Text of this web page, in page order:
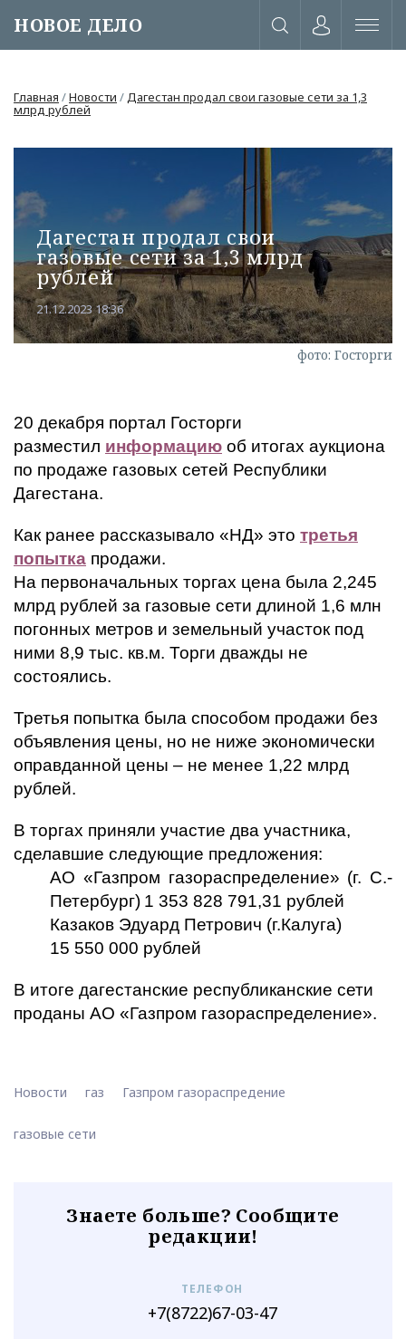
НОВОЕ ДЕЛО
Главная /Новости /Дагестан продал свои газовые сети за 1,3
млрд рублей
Дагестан продал свои
газовые сети за 1,3 млрд
рублей
21.12.2023 18:36
фото: Госторги
20 декабря портал Госторги
разместил информацию об итогах аукциона
по продаже газовых сетей Республики
Дагестана.
Как ранее рассказывало «НД» это третья
попытка продажи.
На первоначальных торгах цена была 2,245
млрд рублей за газовые сети длиной 1,6 млн
погонных метров и земельный участок под
ними 8,9 тыс. кв.м. Торги дважды не
состоялись.
Третья попытка была способом продажи без
объявления цены, но не ниже экономически
оправданной цены – не менее 1,22 млрд
рублей.
В торгах приняли участие два участника,
сделавшие следующие предложения:
АО «Газпром газораспределение» (г. С.-
Петербург) 1 353 828 791,31 рублей
Казаков Эдуард Петрович (г.Калуга)
15 550 000 рублей
В итоге дагестанские республиканские сети
проданы АО «Газпром газораспределение».
Новости газ Газпром газораспредение
газовые сети
Знаете больше? Сообщите
редакции!
ТЕЛЕФОН
+7(8722)67-03-47